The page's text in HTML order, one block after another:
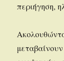
περιήγηση,